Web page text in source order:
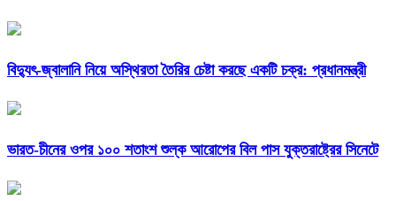
বিদ্যুৎ-জ্বালানি নিয়ে অস্থিরতা তৈরির চেষ্টা করছে একটি চক্র: প্রধানমন্ত্রী
ভারত-চীনের ওপর ১০০ শতাংশ শুল্ক আরোপের বিল পাস যুক্তরাষ্ট্রের সিনেটে